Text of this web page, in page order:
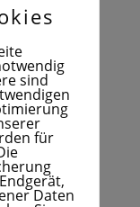
beide
Garten
– wie
der
(Treffen
sind
für
Daten